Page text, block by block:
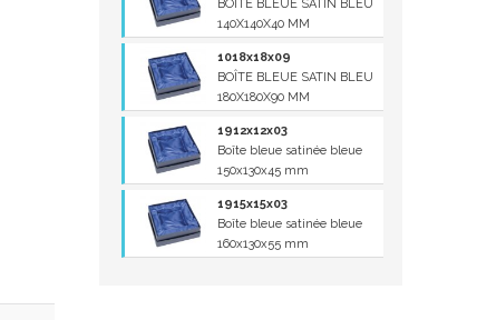
BOÎTE BLEUE SATIN BLEU
140X140X40 MM
1018x18x09
BOÎTE BLEUE SATIN BLEU
180X180X90 MM
1912x12x03
Boîte bleue satinée bleue
150x130x45 mm
1915x15x03
Boîte bleue satinée bleue
160x130x55 mm